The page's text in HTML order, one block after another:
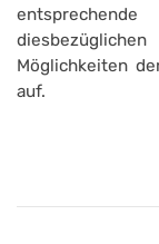
Möglichkeiten
auf.